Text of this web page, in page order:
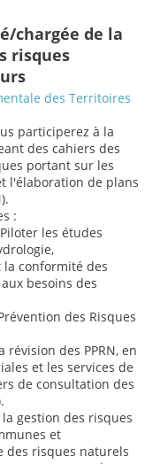
chargée de la
risques
des Territoires
participerez à la
des cahiers des
portant sur les
l'élaboration de plans
:
les études
conformité des
besoins des
des Risques
des PPRN, en
et les services de
de consultation des
gestion des risques
et
des risques naturels